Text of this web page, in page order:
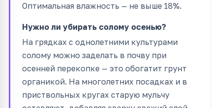
Оптимальная влажность — не выше 18%.
Нужно ли убирать солому осенью?
На грядках с однолетними культурами
солому можно заделать в почву при
осенней перекопке — это обогатит грунт
органикой. На многолетних посадках и в
приствольных кругах старую мульчу